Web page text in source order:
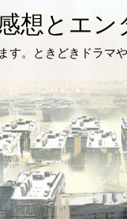
想とエン
。ときどきドラマ